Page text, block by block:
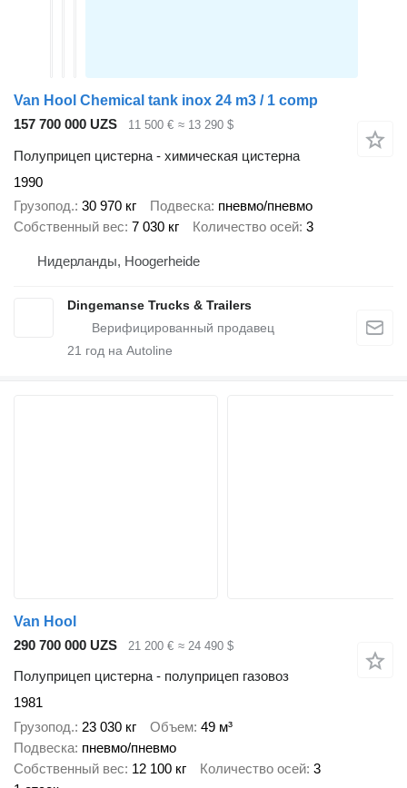
Van Hool Chemical tank inox 24 m3 / 1 comp
157 700 000 UZS
11 500 € ≈ 13 290 $
Полуприцеп цистерна - химическая цистерна
1990
Грузопод. 30 970 кг Подвеска пневмо/пневмо
Собственный вес 7 030 кг Количество осей 3
Нидерланды, Hoogerheide
Dingemanse Trucks & Trailers
21 год на Autoline
Van Hool
290 700 000 UZS
21 200 € ≈ 24 490 $
Полуприцеп цистерна - полуприцеп газовоз
1981
Грузопод. 23 030 кг Объем 49 м³
Подвеска пневмо/пневмо
Собственный вес 12 100 кг Количество осей 3